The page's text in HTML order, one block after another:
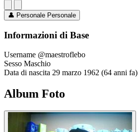
👤 Personale Personale
Informazioni di Base
Username @maestroflebo
Sesso Maschio
Data di nascita 29 marzo 1962 (64 anni fa)
Album Foto